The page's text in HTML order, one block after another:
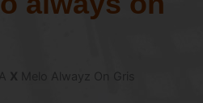
Melo Alwayz On Gris